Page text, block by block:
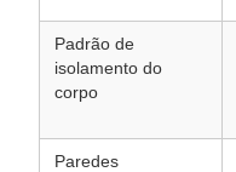
Padrão de
isolamento do
corpo
Paredes